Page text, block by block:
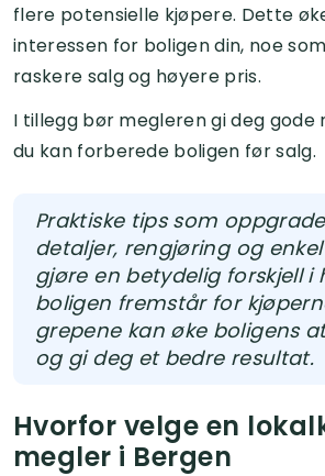
flere potensielle kjøpere. Dette
interessen for boligen din, noe
raskere salg og høyere pris.
I tillegg bør megleren gi deg gode
du kan forberede boligen før salg.
Praktiske tips som
detaljer, rengjøring og
gjøre en betydelig forskjell i
boligen fremstår for
grepene kan øke boligens
og gi deg et bedre resultat.
Hvorfor velge en
megler i Bergen